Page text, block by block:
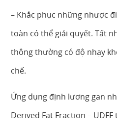
– Khắc phục những nhược
toàn có thể giải quyết. Tất
thông thường có độ nhạy
chế.
Ứng dụng định lương gan
Derived Fat Fraction –